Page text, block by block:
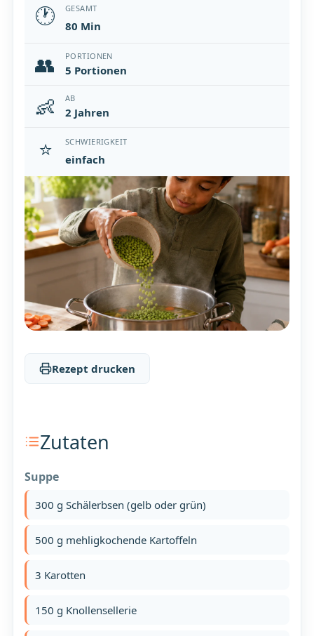
🕐 GESAMT
80 Min
👥 PORTIONEN
5 Portionen
👶 AB
2 Jahren
⭐ SCHWIERIGKEIT
einfach
Rezept drucken
Zutaten
Suppe
300 g Schälerbsen (gelb oder grün)
500 g mehligkochende Kartoffeln
3 Karotten
150 g Knollensellerie